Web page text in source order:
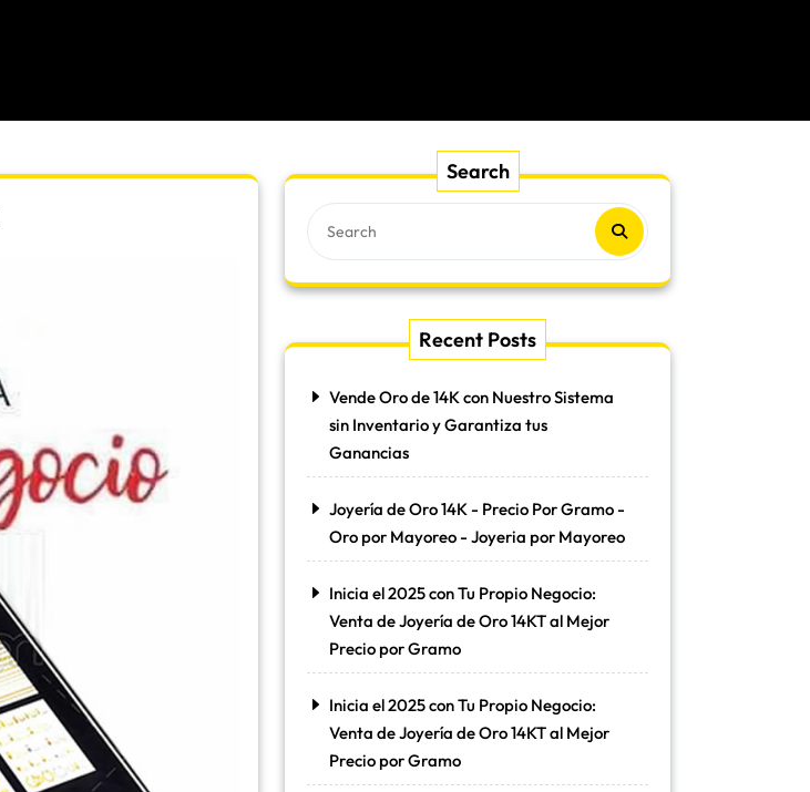
Search
Recent Posts
Vende Oro de 14K con Nuestro Sistema
sin Inventario y Garantiza tus
Ganancias
Joyería de Oro 14K - Precio Por Gramo -
Oro por Mayoreo - Joyeria por Mayoreo
Inicia el 2025 con Tu Propio Negocio:
Venta de Joyería de Oro 14KT al Mejor
Precio por Gramo
Inicia el 2025 con Tu Propio Negocio:
Venta de Joyería de Oro 14KT al Mejor
Precio por Gramo